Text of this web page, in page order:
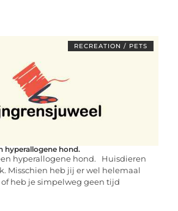
RECREATION / PETS
hyperallogene hond.
hyperallogene hond. Huisdieren
Misschien heb jij er wel helemaal
heb je simpelweg geen tijd